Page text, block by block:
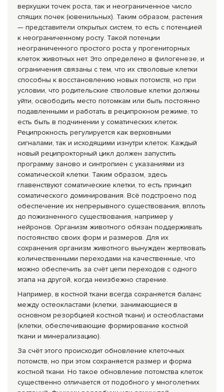
верхушки точек роста, так и неограниченное число
спящих почек (ювенильных). Таким образом, растения
— представители открытых систем, то есть с потенцией
к неограниченному росту. Такой потенции
неограниченного простого роста у прогениторных
клеток животных нет. Это определено в филогенезе, и
ограничения связаны с тем, что их стволовые клетки
способны к восстановлению новых потомств, но при
условии, что родительские стволовые клетки должны
уйти, освободить место потомкам или быть постоянно
подавленными и работать в реципрокном режиме, то
есть быть в подчинении у соматических клеток.
Реципрокность регулируется как верховными
сигналами, так и исходящими изнутри клеток. Каждый
новый реципрокторный цикл должен запустить
программу заново и синтропиен с указаниями из
соматической клетки. Таким образом, здесь
главенствуют соматические клетки, то есть принцип
соматического доминирования. Всё подстроено под
обеспечение их непрерывного существования, вплоть
до пожизненного существования, например у
нейронов. Организм животного обязан поддерживать
постоянство своих форм и размеров. Для их
сохранения организм животного вынужден жертвовать
количественными переходами на качественные, что
можно обеспечить за счёт цепи переходов с одного
этапа на другой, когда неизбежно старение.
Например, в костной ткани всегда сохраняется баланс
между остеокластами (клетки, занимающиеся в
основном резорбцией костной ткани) и остеобластами
(клетки, обеспечивающие формирование костной
ткани и минерализацию).
За счёт этого происходит обновление клеточных
потомств, но при этом сохраняется размер и форма
костной ткани. Но такое обновление потомства клеток
существенно отличается от подобного у многолетних